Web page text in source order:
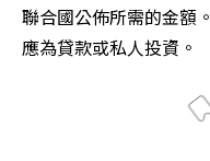
聯合國公佈所需的金額
應為貸款或私人投資。